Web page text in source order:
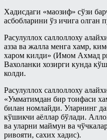
Хадисдаги «маозиф» сўзи
асбобларини ўз ичига олган
Расулуллох саллоллоху
азза ва жалла менга хамр,
харом килди» (Имом Ахмад
Вахоланки хозирги кунда
колди.
Расулуллох саллоллоху
«Умматимдан бир тоифаси
билан номлайди. Уларнинг
кўшикчи аёллар бўлади.
ва уларни маймун ва
ривояти, сахих хадис).